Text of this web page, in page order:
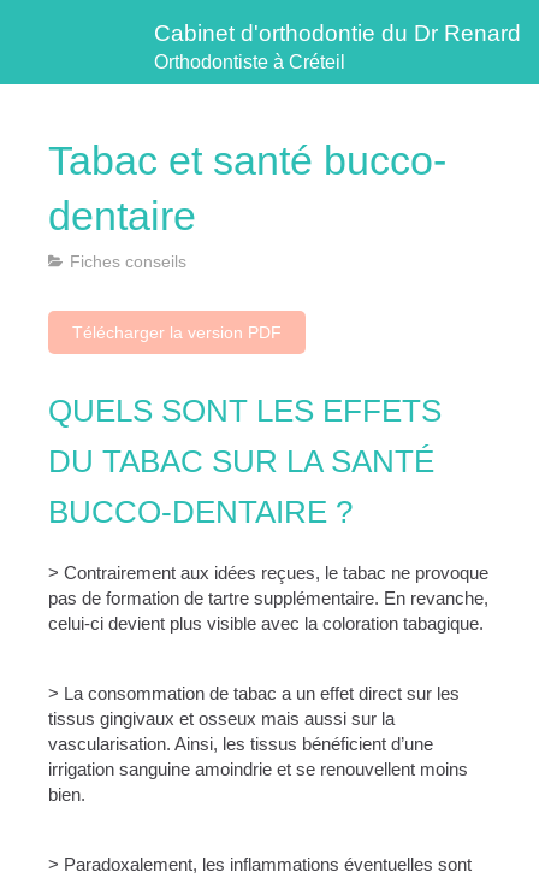
Cabinet d'orthodontie du Dr Renard
Orthodontiste à Créteil
Tabac et santé bucco-
dentaire
Fiches conseils
Télécharger la version PDF
QUELS SONT LES EFFETS
DU TABAC SUR LA SANTÉ
BUCCO-DENTAIRE ?
> Contrairement aux idées reçues, le tabac ne provoque
pas de formation de tartre supplémentaire. En revanche,
celui-ci devient plus visible avec la coloration tabagique.
> La consommation de tabac a un effet direct sur les
tissus gingivaux et osseux mais aussi sur la
vascularisation. Ainsi, les tissus bénéficient d’une
irrigation sanguine amoindrie et se renouvellent moins
bien.
> Paradoxalement, les inflammations éventuelles sont